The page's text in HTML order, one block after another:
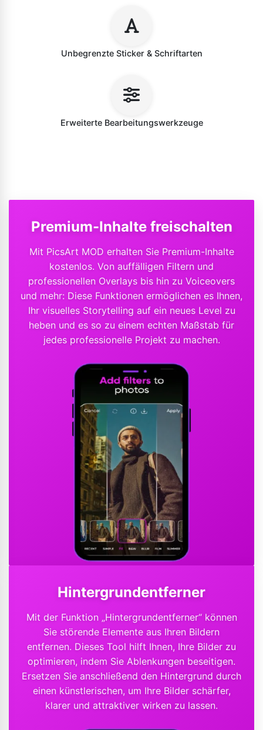
Unbegrenzte Sticker & Schriftarten
Erweiterte Bearbeitungswerkzeuge
Premium-Inhalte freischalten
Mit PicsArt MOD erhalten Sie Premium-Inhalte
kostenlos. Von auffälligen Filtern und
professionellen Overlays bis hin zu Voiceovers
und mehr: Diese Funktionen ermöglichen es Ihnen,
Ihr visuelles Storytelling auf ein neues Level zu
heben und es so zu einem echten Maßstab für
jedes professionelle Projekt zu machen.
Hintergrundentferner
Mit der Funktion „Hintergrundentferner“ können
Sie störende Elemente aus Ihren Bildern
entfernen. Dieses Tool hilft Ihnen, Ihre Bilder zu
optimieren, indem Sie Ablenkungen beseitigen.
Ersetzen Sie anschließend den Hintergrund durch
einen künstlerischen, um Ihre Bilder schärfer,
klarer und attraktiver wirken zu lassen.